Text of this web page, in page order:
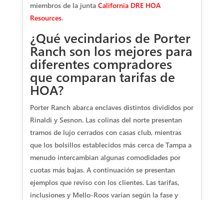
miembros de la junta California DRE HOA
Resources.
¿Qué vecindarios de Porter
Ranch son los mejores para
diferentes compradores
que comparan tarifas de
HOA?
Porter Ranch abarca enclaves distintos divididos por
Rinaldi y Sesnon. Las colinas del norte presentan
tramos de lujo cerrados con casas club, mientras
que los bolsillos establecidos más cerca de Tampa a
menudo intercambian algunas comodidades por
cuotas más bajas. A continuación se presentan
ejemplos que reviso con los clientes. Las tarifas,
inclusiones y Mello-Roos varían según la fase y